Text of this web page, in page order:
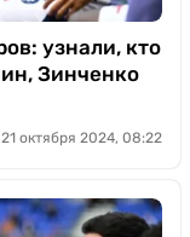
узнали, кто
Зинченко
21 октября 2024, 08:22